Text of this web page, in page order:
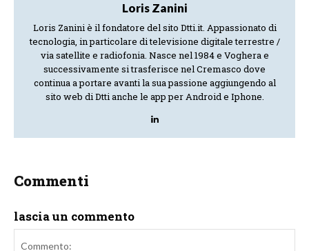
Loris Zanini
Loris Zanini è il fondatore del sito Dtti.it. Appassionato di
tecnologia, in particolare di televisione digitale terrestre /
via satellite e radiofonia. Nasce nel 1984 e Voghera e
successivamente si trasferisce nel Cremasco dove
continua a portare avanti la sua passione aggiungendo al
sito web di Dtti anche le app per Android e Iphone.
Commenti
lascia un commento